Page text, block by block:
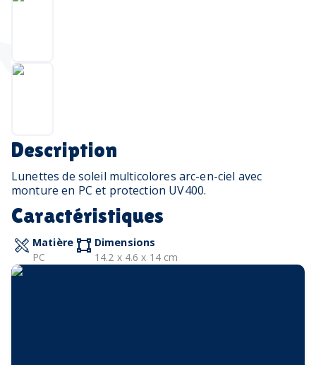
Description
Lunettes de soleil multicolores arc-en-ciel avec
monture en PC et protection UV400.
Caractéristiques
Matière
PC
Dimensions
14.2 x 4.6 x 14 cm